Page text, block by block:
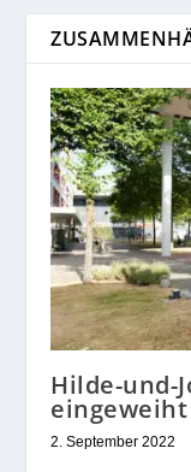
Hilde-und-
eingeweiht
2. September 2022